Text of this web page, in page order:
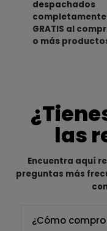
despachados
completamente
GRATIS al
o más
las
Encuentra aquí
preguntas más
¿Cómo